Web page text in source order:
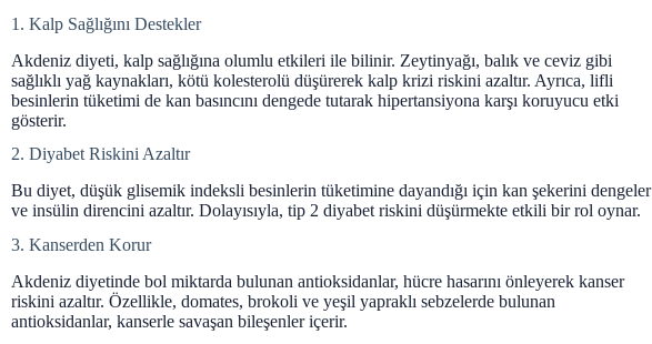
1. Kalp Sağlığını Destekler
Akdeniz diyeti, kalp sağlığına olumlu etkileri ile bilinir. Zeytinyağı, balık ve ceviz gibi
sağlıklı yağ kaynakları, kötü kolesterolü düşürerek kalp krizi riskini azaltır. Ayrıca, lifli
besinlerin tüketimi de kan basıncını dengede tutarak hipertansiyona karşı koruyucu etki
gösterir.
2. Diyabet Riskini Azaltır
Bu diyet, düşük glisemik indeksli besinlerin tüketimine dayandığı için kan şekerini dengeler
ve insülin direncini azaltır. Dolayısıyla, tip 2 diyabet riskini düşürmekte etkili bir rol oynar.
3. Kanserden Korur
Akdeniz diyetinde bol miktarda bulunan antioksidanlar, hücre hasarını önleyerek kanser
riskini azaltır. Özellikle, domates, brokoli ve yeşil yapraklı sebzelerde bulunan
antioksidanlar, kanserle savaşan bileşenler içerir.